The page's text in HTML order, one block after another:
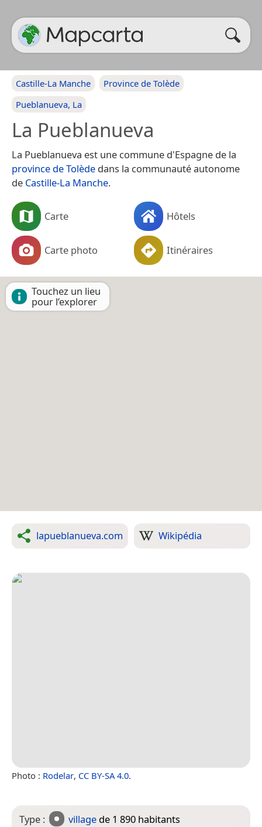
Castille-La Manche
Province de Tolède
Pueblanueva, La
La Pueblanueva
La Pueblanueva est une commune d'Espagne de la
province de Tolède dans la communauté autonome
de Castille-La Manche.
Carte Hôtels
Carte photo Itinéraires
Touchez un lieu
pour l’explorer
lapueblanueva.com Wikipédia
Photo : Rodelar, CC BY-SA 4.0.
Type : village de 1 890 habitants